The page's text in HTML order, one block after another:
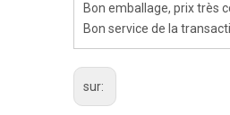
Bon emballage, prix très
Bon service de la
sur: